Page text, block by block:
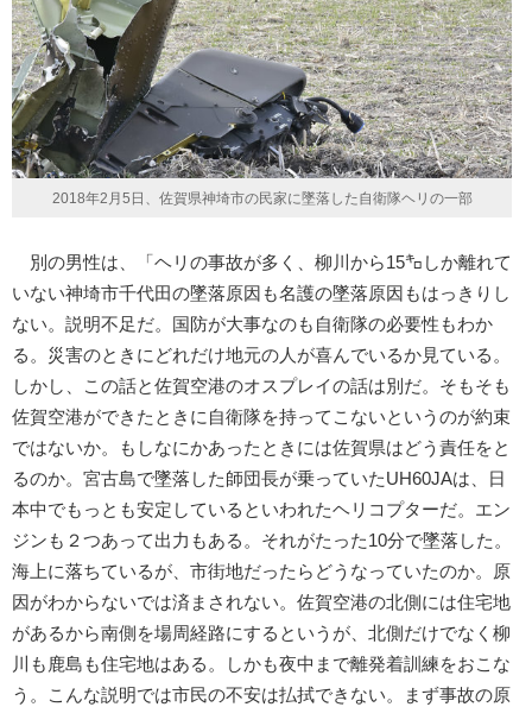
2018年2月5日、佐賀県神埼市の民家に墜落した自衛隊ヘリの一部
別の男性は、「ヘリの事故が多く、柳川から15㌔しか離れて
いない神埼市千代田の墜落原因も名護の墜落原因もはっきりし
ない。説明不足だ。国防が大事なのも自衛隊の必要性もわか
る。災害のときにどれだけ地元の人が喜んでいるか見ている。
しかし、この話と佐賀空港のオスプレイの話は別だ。そもそも
佐賀空港ができたときに自衛隊を持ってこないというのが約束
ではないか。もしなにかあったときには佐賀県はどう責任をと
るのか。宮古島で墜落した師団長が乗っていたUH60JAは、日
本中でもっとも安定しているといわれたヘリコプターだ。エン
ジンも２つあって出力もある。それがたった10分で墜落した。
海上に落ちているが、市街地だったらどうなっていたのか。原
因がわからないでは済まされない。佐賀空港の北側には住宅地
があるから南側を場周経路にするというが、北側だけでなく柳
川も鹿島も住宅地はある。しかも夜中まで離発着訓練をおこな
う。こんな説明では市民の不安は払拭できない。まず事故の原